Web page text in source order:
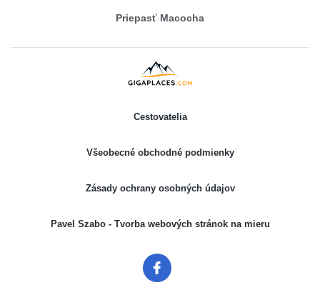
Priepasť Macocha
Cestovatelia
Všeobecné obchodné podmienky
Zásady ochrany osobných údajov
Pavel Szabo - Tvorba webových stránok na mieru